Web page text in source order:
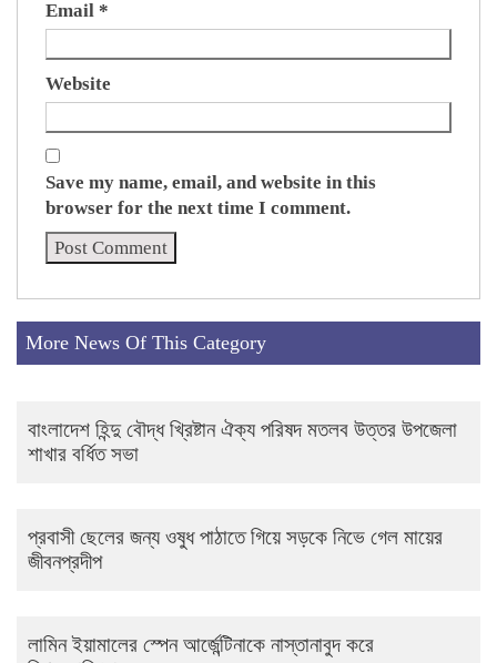
Email *
Website
Save my name, email, and website in this
browser for the next time I comment.
More News Of This Category
বাংলাদেশ হিন্দু বৌদ্ধ খ্রিষ্টান ঐক্য পরিষদ মতলব উত্তর উপজেলা
শাখার বর্ধিত সভা
প্রবাসী ছেলের জন্য ওষুধ পাঠাতে গিয়ে সড়কে নিভে গেল মায়ের
জীবনপ্রদীপ
লামিন ইয়ামালের স্পেন আর্জেন্টিনাকে নাস্তানাবুদ করে